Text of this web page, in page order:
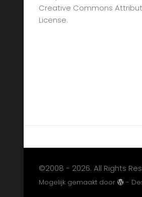
Creative Commons
License.
©2008 - 2026. All Rights
Mogelijk gemaakt door -